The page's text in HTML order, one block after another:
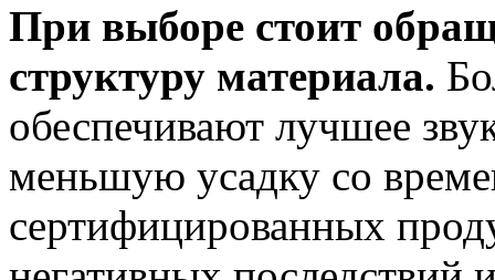
При выборе стоит
структуру материала.
обеспечивают лучшее
меньшую усадку со
сертифицированных